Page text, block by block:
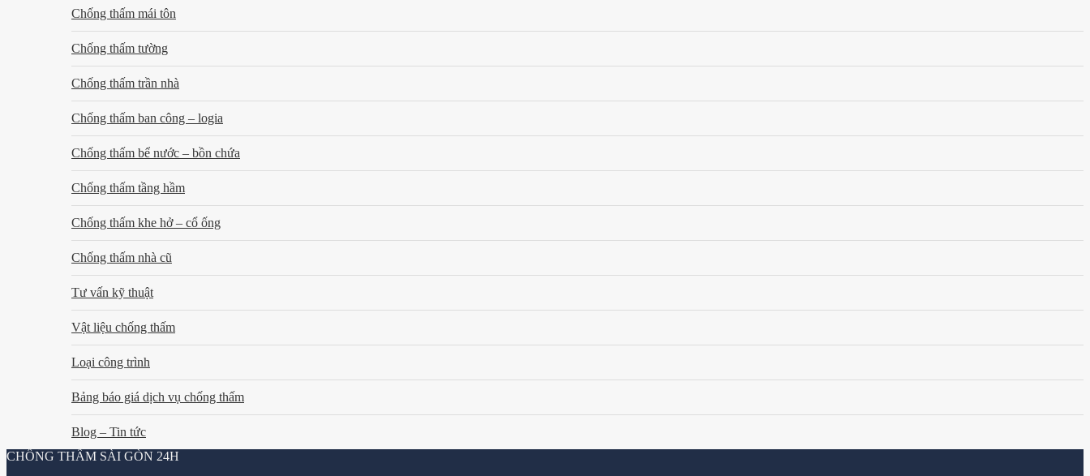
Chống thấm mái tôn
Chống thấm tường
Chống thấm trần nhà
Chống thấm ban công – logia
Chống thấm bể nước – bồn chứa
Chống thấm tầng hầm
Chống thấm khe hở – cổ ống
Chống thấm nhà cũ
Tư vấn kỹ thuật
Vật liệu chống thấm
Loại công trình
Bảng báo giá dịch vụ chống thấm
Blog – Tin tức
CHỐNG THẤM SÀI GÒN 24H